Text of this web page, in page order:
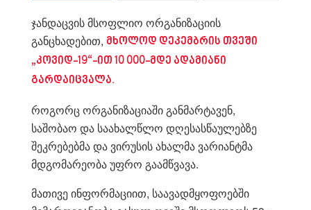
ჯანდაცვის მსოფლიო ორგანიზაციის
განცხადებით, მხოლოდ დეკემბრის თვეში
„კოვიდ-19“-ით 10 000-მდე ადამიანი
გარდაიცვალა.
როგორც ორგანიზაციაში განმარტავენ,
საშობაო და საახალწლო დღესასწაულებზე
შეკრებებმა და ვირუსის ახალმა ვარიანტმა
მდგომარეობა უფრო გაამწვავა.
მათივე ინფორმაციით, საავადმყოფოებში